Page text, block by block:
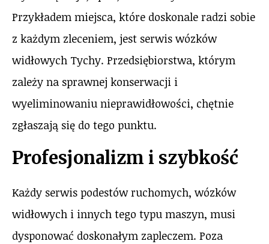
Przykładem miejsca, które doskonale radzi sobie
z każdym zleceniem, jest serwis wózków
widłowych Tychy. Przedsiębiorstwa, którym
zależy na sprawnej konserwacji i
wyeliminowaniu nieprawidłowości, chętnie
zgłaszają się do tego punktu.
Profesjonalizm i szybkość
Każdy serwis podestów ruchomych, wózków
widłowych i innych tego typu maszyn, musi
dysponować doskonałym zapleczem. Poza